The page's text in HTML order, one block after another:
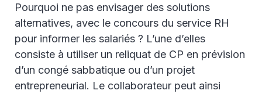
Pourquoi ne pas envisager des solutions
alternatives, avec le concours du service RH
pour informer les salariés ? L’une d’elles
consiste à utiliser un reliquat de CP en prévision
d’un congé sabbatique ou d’un projet
entrepreneurial. Le collaborateur peut ainsi